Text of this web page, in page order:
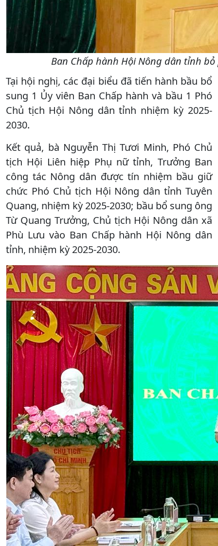
Ban Chấp hành Hội Nông dân tỉnh
Tại hội nghị, các đại biểu đã tiến hành bầu bổ
sung 1 Ủy viên Ban Chấp hành và bầu 1 Phó
Chủ tịch Hội Nông dân tỉnh nhiệm kỳ 2025-
2030.
Kết quả, bà Nguyễn Thị Tươi Minh, Phó Chủ
tịch Hội Liên hiệp Phụ nữ tỉnh, Trưởng Ban
công tác Nông dân được tín nhiệm bầu giữ
chức Phó Chủ tịch Hội Nông dân tỉnh Tuyên
Quang, nhiệm kỳ 2025-2030; bầu bổ sung ông
Từ Quang Trưởng, Chủ tịch Hội Nông dân xã
Phù Lưu vào Ban Chấp hành Hội Nông dân
tỉnh, nhiệm kỳ 2025-2030.